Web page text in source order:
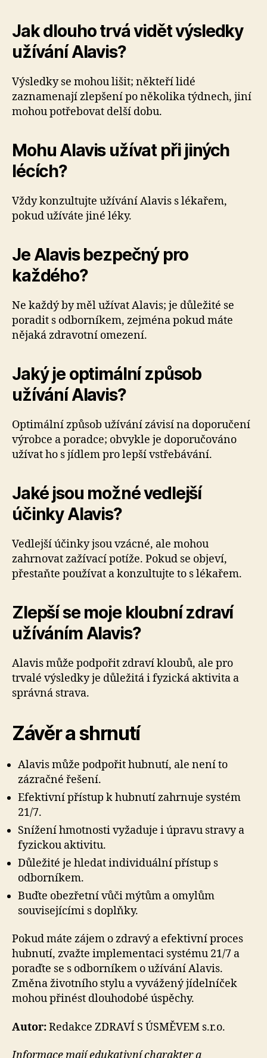
Jak dlouho trvá vidět výsledky
užívání Alavis?
Výsledky se mohou lišit; někteří lidé
zaznamenají zlepšení po několika týdnech, jiní
mohou potřebovat delší dobu.
Mohu Alavis užívat při jiných
lécích?
Vždy konzultujte užívání Alavis s lékařem,
pokud užíváte jiné léky.
Je Alavis bezpečný pro
každého?
Ne každý by měl užívat Alavis; je důležité se
poradit s odborníkem, zejména pokud máte
nějaká zdravotní omezení.
Jaký je optimální způsob
užívání Alavis?
Optimální způsob užívání závisí na doporučení
výrobce a poradce; obvykle je doporučováno
užívat ho s jídlem pro lepší vstřebávání.
Jaké jsou možné vedlejší
účinky Alavis?
Vedlejší účinky jsou vzácné, ale mohou
zahrnovat zažívací potíže. Pokud se objeví,
přestaňte používat a konzultujte to s lékařem.
Zlepší se moje kloubní zdraví
užíváním Alavis?
Alavis může podpořit zdraví kloubů, ale pro
trvalé výsledky je důležitá i fyzická aktivita a
správná strava.
Závěr a shrnutí
Alavis může podpořit hubnutí, ale není to
zázračné řešení.
Efektivní přístup k hubnutí zahrnuje systém
21/7.
Snížení hmotnosti vyžaduje i úpravu stravy a
fyzickou aktivitu.
Důležité je hledat individuální přístup s
odborníkem.
Buďte obezřetní vůči mýtům a omylům
souvisejícími s doplňky.
Pokud máte zájem o zdravý a efektivní proces
hubnutí, zvažte implementaci systému 21/7 a
poraďte se s odborníkem o užívání Alavis.
Změna životního stylu a vyvážený jídelníček
mohou přinést dlouhodobé úspěchy.
Autor:Redakce ZDRAVÍ S ÚSMĚVEM s.r.o.